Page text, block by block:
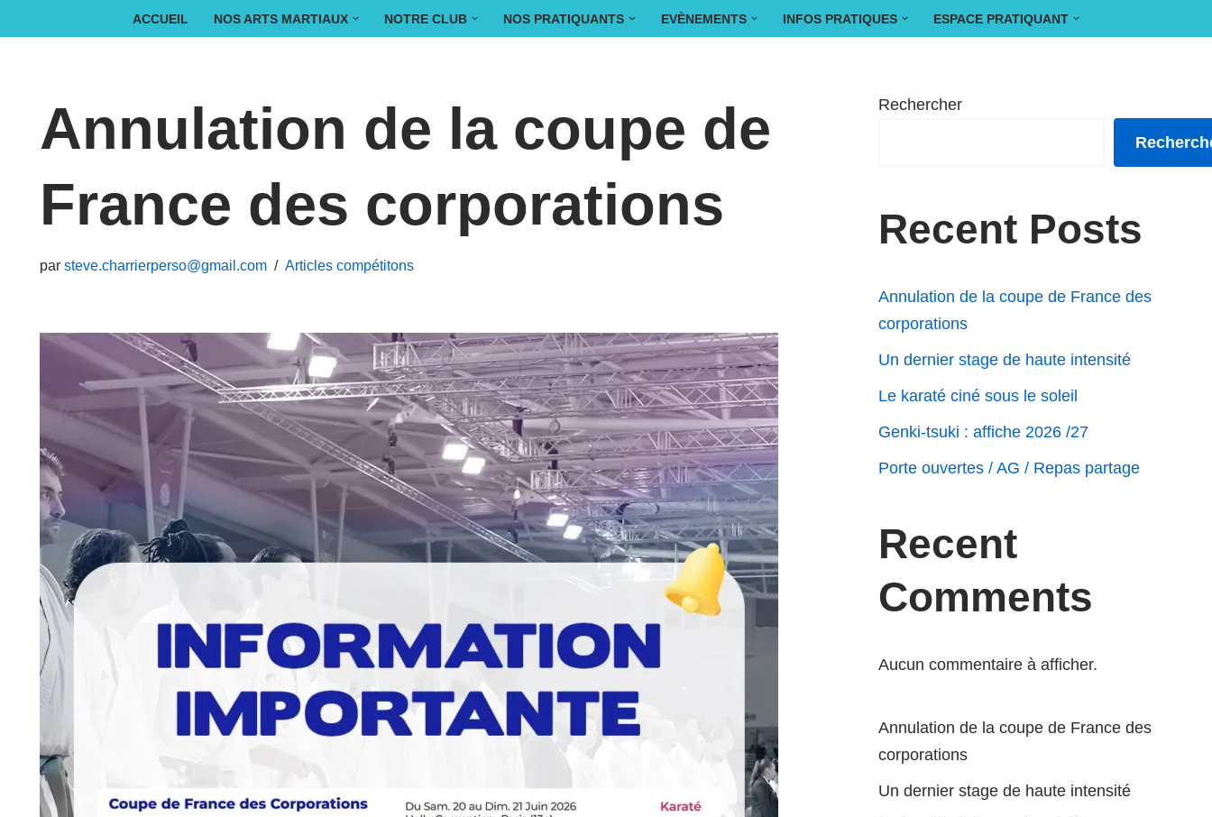
contenu
ACCUEIL NOS ARTS MARTIAUX NOTRE CLUB NOS PRATIQUANTS EVÈNEMENTS INFOS PRATIQUES ESPACE PRATIQUANT
Annulation de la coupe de
France des corporations
par steve.charrierperso@gmail.com Articles compétitons
Rechercher
Recent Posts
Annulation de la coupe de France des
corporations
Un dernier stage de haute intensité
Le karaté ciné sous le soleil
Genki-tsuki : affiche 2026 /27
Porte ouvertes / AG / Repas partage
Recent
Comments
Aucun commentaire à afficher.
Annulation de la coupe de France des
corporations
Un dernier stage de haute intensité